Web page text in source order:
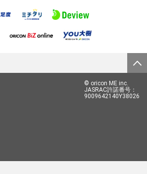
© oricon ME inc.
JASRAC許諾番号：
9009642140Y38026